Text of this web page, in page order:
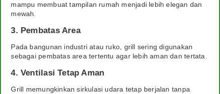
mampu membuat tampilan rumah menjadi lebih elegan dan
mewah.
3. Pembatas Area
Pada bangunan industri atau ruko, grill sering digunakan
sebagai pembatas area tertentu agar lebih aman dan tertata.
4. Ventilasi Tetap Aman
Grill memungkinkan sirkulasi udara tetap berjalan tanpa